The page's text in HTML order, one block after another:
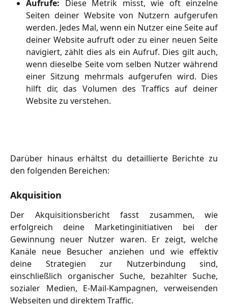
Aufrufe: Diese Metrik misst, wie oft einzelne
Seiten deiner Website von Nutzern aufgerufen
werden. Jedes Mal, wenn ein Nutzer eine Seite auf
deiner Website aufruft oder zu einer neuen Seite
navigiert, zählt dies als ein Aufruf. Dies gilt auch,
wenn dieselbe Seite vom selben Nutzer während
einer Sitzung mehrmals aufgerufen wird. Dies
hilft dir, das Volumen des Traffics auf deiner
Website zu verstehen.
Darüber hinaus erhältst du detaillierte Berichte zu
den folgenden Bereichen:
Akquisition
Der Akquisitionsbericht fasst zusammen, wie
erfolgreich deine Marketinginitiativen bei der
Gewinnung neuer Nutzer waren. Er zeigt, welche
Kanäle neue Besucher anziehen und wie effektiv
deine Strategien zur Nutzerbindung sind,
einschließlich organischer Suche, bezahlter Suche,
sozialer Medien, E-Mail-Kampagnen, verweisenden
Webseiten und direktem Traffic.